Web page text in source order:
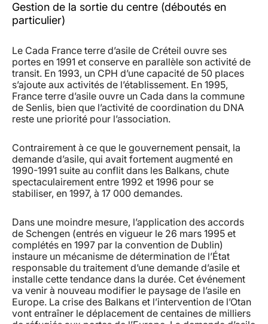
Gestion de la sortie du centre (déboutés en
particulier)
Le Cada France terre d’asile de Créteil ouvre ses
portes en 1991 et conserve en parallèle son activité de
transit. En 1993, un CPH d’une capacité de 50 places
s’ajoute aux activités de l’établissement. En 1995,
France terre d’asile ouvre un Cada dans la commune
de Senlis, bien que l’activité de coordination du DNA
reste une priorité pour l’association.
Contrairement à ce que le gouvernement pensait, la
demande d’asile, qui avait fortement augmenté en
1990-1991 suite au conflit dans les Balkans, chute
spectaculairement entre 1992 et 1996 pour se
stabiliser, en 1997, à 17 000 demandes.
Dans une moindre mesure, l’application des accords
de Schengen (entrés en vigueur le 26 mars 1995 et
complétés en 1997 par la convention de Dublin)
instaure un mécanisme de détermination de l’État
responsable du traitement d’une demande d’asile et
installe cette tendance dans la durée. Cet événement
va venir à nouveau modifier le paysage de l’asile en
Europe. La crise des Balkans et l’intervention de l’Otan
vont entraîner le déplacement de centaines de milliers